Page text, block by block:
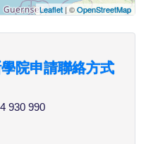
Leaflet | ©OpenStreetMap
院申請聯絡方式
930 990